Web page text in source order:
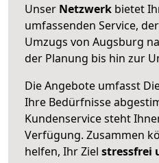
Unser Netzwerk bietet
umfassenden Service,
Umzugs von Augsburg
der Planung bis hin zur
Die Angebote umfasst
Ihre Bedürfnisse
Kundenservice steht
Verfügung. Zusammen
helfen, Ihr Ziel stressfrei